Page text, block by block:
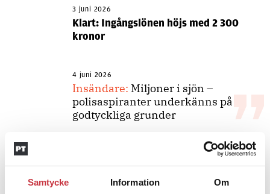
Samtycke Information Om
3 juni 2026
Klart: Ingångslönen höjs med 2 300
kronor
4 juni 2026
Insändare: Miljoner i sjön –
polisaspiranter underkänns på
godtyckliga grunder
– nu ska han lära sig grunderna